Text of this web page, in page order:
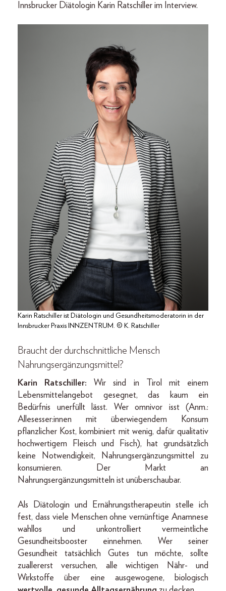
Innsbrucker Diätologin Karin Ratschiller im Interview.
Karin Ratschiller ist Diätologin und Gesundheitsmoderatorin in der
Innsbrucker Praxis INNZENTRUM. © K. Ratschiller
Braucht der durchschnittliche Mensch
Nahrungsergänzungsmittel?
Karin Ratschiller: Wir sind in Tirol mit einem
Lebensmittelangebot gesegnet, das kaum ein
Bedürfnis unerfüllt lässt. Wer omnivor isst (Anm.:
Allesesser:innen mit überwiegendem Konsum
pflanzlicher Kost, kombiniert mit wenig, dafür qualitativ
hochwertigem Fleisch und Fisch), hat grundsätzlich
keine Notwendigkeit, Nahrungsergänzungsmittel zu
konsumieren. Der Markt an
Nahrungsergänzungsmitteln ist unüberschaubar.
Als Diätologin und Ernährungstherapeutin stelle ich
fest, dass viele Menschen ohne vernünftige Anamnese
wahllos und unkontrolliert vermeintliche
Gesundheitsbooster einnehmen. Wer seiner
Gesundheit tatsächlich Gutes tun möchte, sollte
zuallererst versuchen, alle wichtigen Nähr- und
Wirkstoffe über eine ausgewogene, biologisch